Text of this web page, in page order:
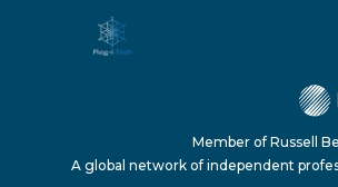
Member of Russell
A global network of independent